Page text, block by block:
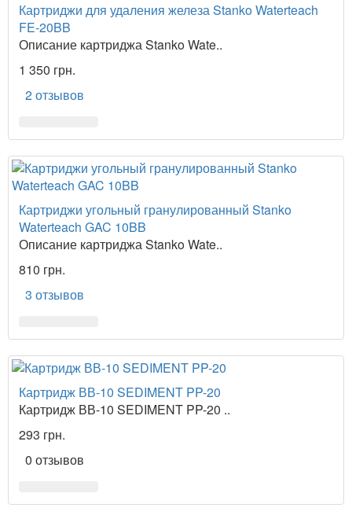
Картриджи для удаления железа Stanko Waterteach
FE-20BB
Описание картриджа Stanko Wate..
1 350 грн.
2 отзывов
Картриджи угольный гранулированный Stanko
Waterteach GAC 10BB
Описание картриджа Stanko Wate..
810 грн.
3 отзывов
Картридж ВВ-10 SEDIMENT PP-20
Картридж ВВ-10 SEDIMENT PP-20 ..
293 грн.
0 отзывов